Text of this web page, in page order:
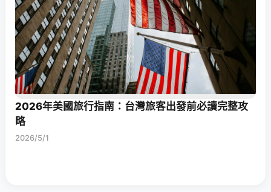
2026年美國旅行指南：台灣旅客出發前必讀完整攻
略
2026/5/1